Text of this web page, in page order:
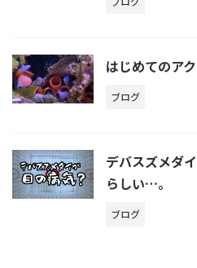
はじめてのア
ブログ
デバスズメダ
らしい…。
ブログ